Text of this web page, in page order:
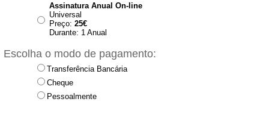
Assinatura Anual On-line
Universal
Preço: 25€
Durante: 1 Anual
Escolha o modo de pagamento:
Transferência Bancária
Cheque
Pessoalmente